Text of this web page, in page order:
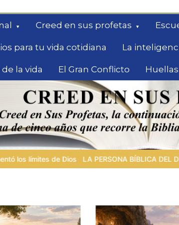
Creed en sus profetas
para tu vida cotidiana La
la vida El Gran Conflicto
personas en búsqueda
DEL DÍA | 04.08.2026 | Melquisedec – el